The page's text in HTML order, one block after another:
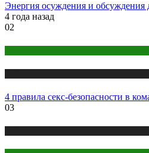
Энергия осуждения и обсуждения
4 года назад
02
4 правила секс-безопасности в
03